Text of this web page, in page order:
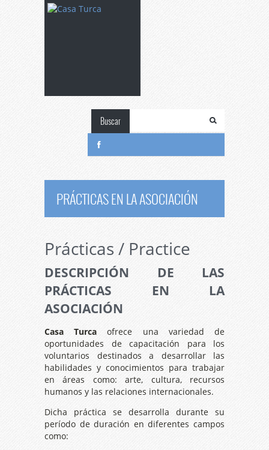
Buscar
PRÁCTICAS EN LA ASOCIACIÓN
Prácticas / Practice
DESCRIPCIÓN DE LAS
PRÁCTICAS EN LA
ASOCIACIÓN
Casa Turca ofrece una variedad de
oportunidades de capacitación para los
voluntarios destinados a desarrollar las
habilidades y conocimientos para trabajar
en áreas como: arte, cultura, recursos
humanos y las relaciones internacionales.
Dicha práctica se desarrolla durante su
período de duración en diferentes campos
como: